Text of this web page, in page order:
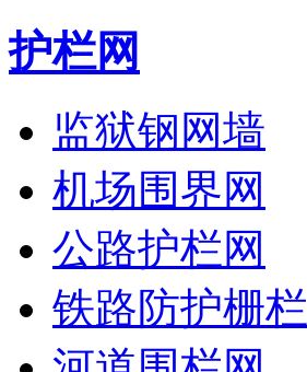
护栏网
监狱钢网墙
机场围界网
公路护栏网
铁路防护栅栏